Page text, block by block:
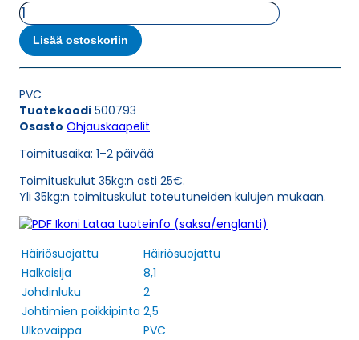
Ohjauskaapeli
ÖPVC-
OZ-
CY
(LIYCY-
OZ)
2X2,5
määrä
Lisää ostoskoriin
PVC
Tuotekoodi 500793
Osasto Ohjauskaapelit
Toimitusaika: 1–2 päivää
Toimituskulut 35kg:n asti 25€.
Yli 35kg:n toimituskulut toteutuneiden kulujen mukaan.
Lataa tuoteinfo (saksa/englanti)
Häiriösuojattu
Häiriösuojattu
Halkaisija
8,1
Johdinluku
2
Johtimien poikkipinta 2,5
Ulkovaippa
PVC